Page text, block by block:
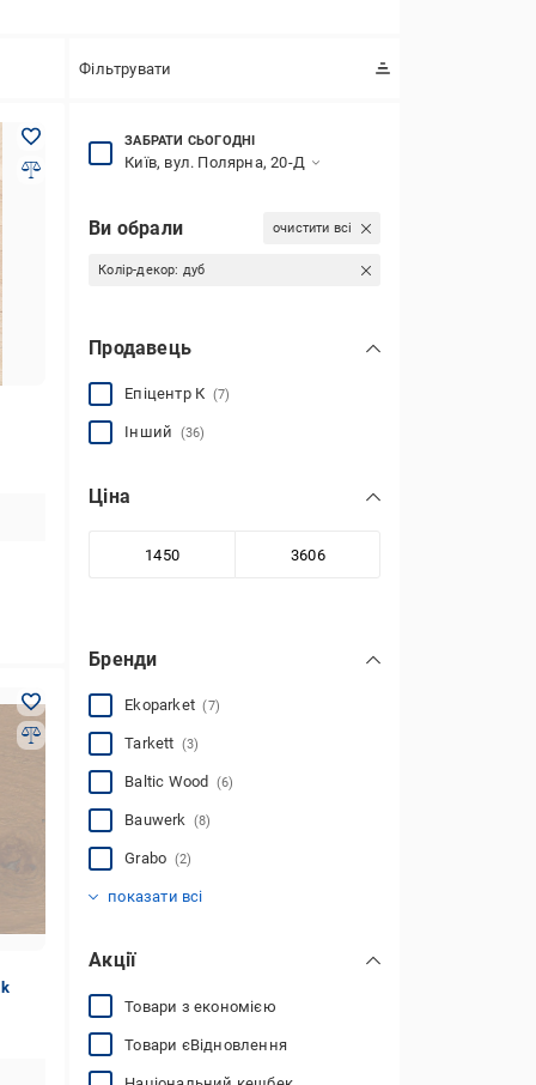
Фільтрувати
ЗАБРАТИ СЬОГОДНІ
Київ, вул. Полярна, 20-Д
Ви обрали очистити всі
Колір-декор: дуб
Продавець
Епіцентр К (7)
Інший (36)
Ціна
Бренди
Ekoparket(7)
Tarkett (3)
Baltic Wood (6)
Bauwerk (8)
Grabo (2)
показати всі
Акції
Товари з економією
Товари єВідновлення